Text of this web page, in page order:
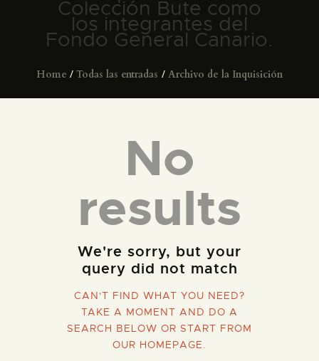
Colección Bute como
los integrantes del
Fondo General Canario.
Home Todas las entradas Archivo de la Inquisición
COLECCIONES
DIDÁCTICA
ESPAÑOL
No
results
We're sorry, but your
query did not match
CAN'T FIND WHAT YOU NEED?
TAKE A MOMENT AND DO A
SEARCH BELOW OR START FROM
OUR HOMEPAGE.